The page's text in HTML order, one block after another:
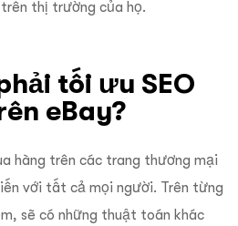
thị trường của họ.
tối ưu SEO
eBay?
hàng trên các trang thương mại
với tất cả mọi người. Trên từng
sẽ có những thuật toán khác